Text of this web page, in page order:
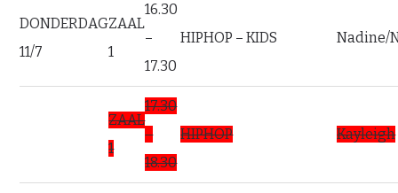
DONDERDAG
11/7
ZAAL
1
16.30
–
17.30
HIPHOP – KIDS Nadine/
ZAAL
1
17.30
–
18.30
HIPHOP Kayleigh